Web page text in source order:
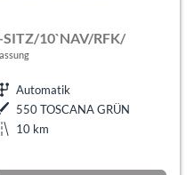
10`NAV/RFK/
Automatik
550 TOSCANA GRÜN
10 km